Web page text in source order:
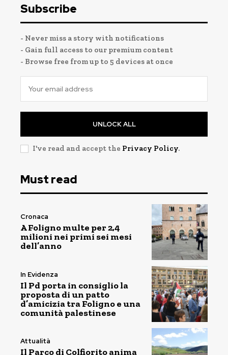
Subscribe
- Never miss a story with notifications
- Gain full access to our premium content
- Browse free from up to 5 devices at once
UNLOCK ALL
I've read and accept the Privacy Policy.
Must read
Cronaca
A Foligno multe per 2,4
milioni nei primi sei mesi
dell’anno
In Evidenza
Il Pd porta in consiglio la
proposta di un patto
d’amicizia tra Foligno e una
comunità palestinese
Attualità
Il Parco di Colfiorito anima